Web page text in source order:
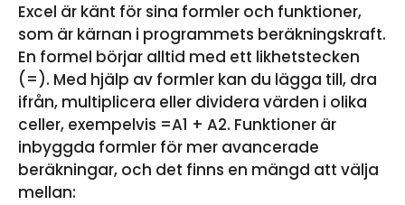
Excel är känt för sina formler och funktioner,
som är kärnan i programmets beräkningskraft.
En formel börjar alltid med ett likhetstecken
(=). Med hjälp av formler kan du lägga till, dra
ifrån, multiplicera eller dividera värden i olika
celler, exempelvis =A1 + A2. Funktioner är
inbyggda formler för mer avancerade
beräkningar, och det finns en mängd att välja
mellan: